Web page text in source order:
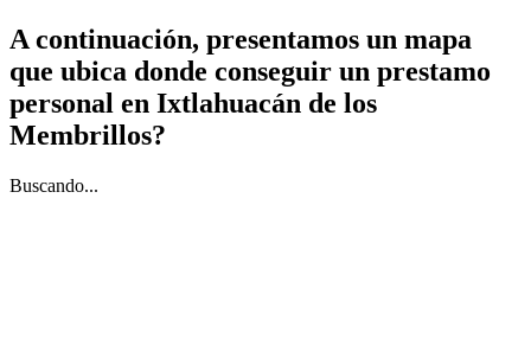
A continuación, presentamos un mapa
que ubica donde conseguir un prestamo
personal en Ixtlahuacán de los
Membrillos?
Buscando...